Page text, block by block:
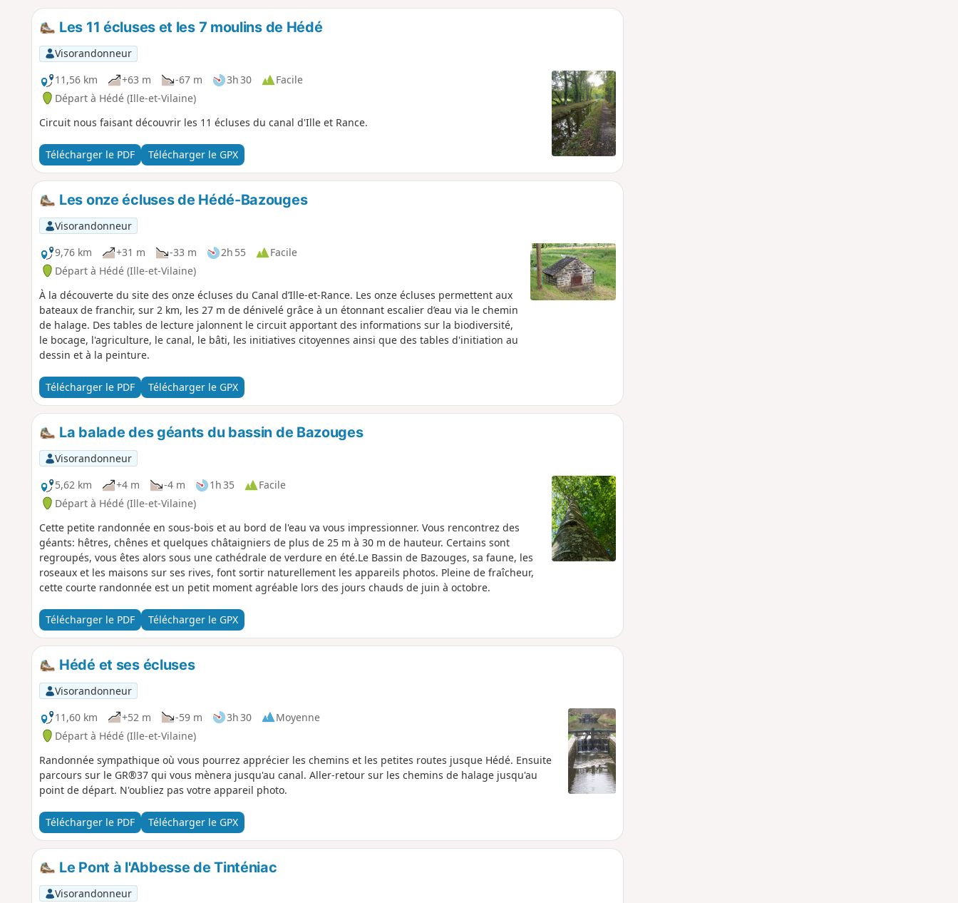
Les 11 écluses et les 7 moulins de Hédé
Visorandonneur
11,56 km
+63 m -67 m 3h 30
Facile
Départ à Hédé (Ille-et-Vilaine)
Circuit nous faisant découvrir les 11 écluses du canal d'Ille et Rance.
Télécharger le PDF Télécharger le GPX
Les onze écluses de Hédé-Bazouges
Visorandonneur
9,76 km
+31 m -33 m 2h 55
Facile
Départ à Hédé (Ille-et-Vilaine)
À la découverte du site des onze écluses du Canal d’Ille-et-Rance. Les onze écluses permettent aux
bateaux de franchir, sur 2 km, les 27 m de dénivelé grâce à un étonnant escalier d’eau via le chemin
de halage. Des tables de lecture jalonnent le circuit apportant des informations sur la biodiversité,
le bocage, l'agriculture, le canal, le bâti, les initiatives citoyennes ainsi que des tables d'initiation au
dessin et à la peinture.
Télécharger le PDF Télécharger le GPX
La balade des géants du bassin de Bazouges
Visorandonneur
5,62 km
+4 m -4 m 1h 35
Facile
Départ à Hédé (Ille-et-Vilaine)
Cette petite randonnée en sous-bois et au bord de l'eau va vous impressionner. Vous rencontrez des
géants: hêtres, chênes et quelques châtaigniers de plus de 25 m à 30 m de hauteur. Certains sont
regroupés, vous êtes alors sous une cathédrale de verdure en été.Le Bassin de Bazouges, sa faune, les
roseaux et les maisons sur ses rives, font sortir naturellement les appareils photos. Pleine de fraîcheur,
cette courte randonnée est un petit moment agréable lors des jours chauds de juin à octobre.
Télécharger le PDF Télécharger le GPX
Hédé et ses écluses
Visorandonneur
11,60 km
+52 m -59 m 3h 30
Moyenne
Départ à Hédé (Ille-et-Vilaine)
Randonnée sympathique où vous pourrez apprécier les chemins et les petites routes jusque Hédé. Ensuite
parcours sur le GR®37 qui vous mènera jusqu'au canal. Aller-retour sur les chemins de halage jusqu'au
point de départ. N'oubliez pas votre appareil photo.
Télécharger le PDF Télécharger le GPX
Le Pont à l'Abbesse de Tinténiac
Visorandonneur